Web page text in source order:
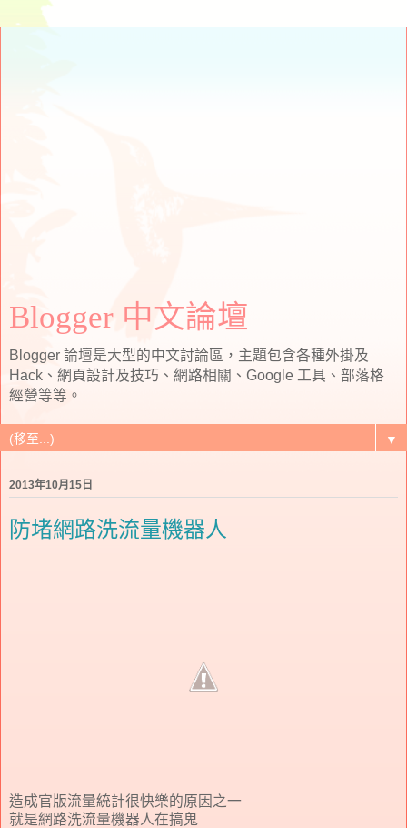
Blogger 中文論壇
Blogger 論壇是大型的中文討論區，主題包含各種外掛及
Hack、網頁設計及技巧、網路相關、Google 工具、部落格
經營等等。
▼
2013年10月15日
防堵網路洗流量機器人
造成官版流量統計很快樂的原因之一
就是網路洗流量機器人在搞鬼